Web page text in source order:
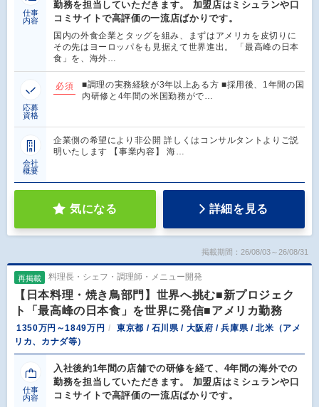
仕事
内容
勤務を担当していただきます。 加盟店はミシュランや口
コミサイトで高評価の一流店ばかりです。
国内の外食企業とタッグを組み、まずはアメリカを皮切りに
その先はヨーロッパをも見据えて世界進出。 「最高峰の日本
食」を、海外…
応募
資格
必須
■調理の実務経験が3年以上ある方 ■採用後、1年間の国
内研修と4年間の米国勤務がで…
会社
概要
企業側の希望により非公開 詳しくはコンサルタントよりご説
明いたします 【事業内容】 海…
気になる 詳細を見る
掲載期間：26/08/03～26/08/31
再掲載 料理長・シェフ・調理師・メニュー開発
【日本料理・焼き鳥部門】世界へ挑む■新プロジェク
ト「最高峰の日本食」を世界に発信■アメリカ勤務
1350万円～1849万円
東京都 / 石川県 / 大阪府 / 兵庫県 / 北米（アメ
リカ、カナダ等）
仕事
内容
入社後約1年間の店舗での研修を経て、4年間の海外での
勤務を担当していただきます。 加盟店はミシュランや口
コミサイトで高評価の一流店ばかりです。